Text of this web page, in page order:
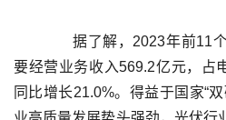
要经营业务收入569.2亿元，占
同比增长21.0%。得益于国家“